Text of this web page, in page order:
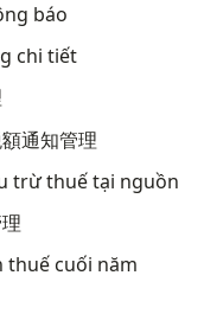
báo
chi tiết
通知管理
trừ thuế tại nguồn
thuế cuối năm